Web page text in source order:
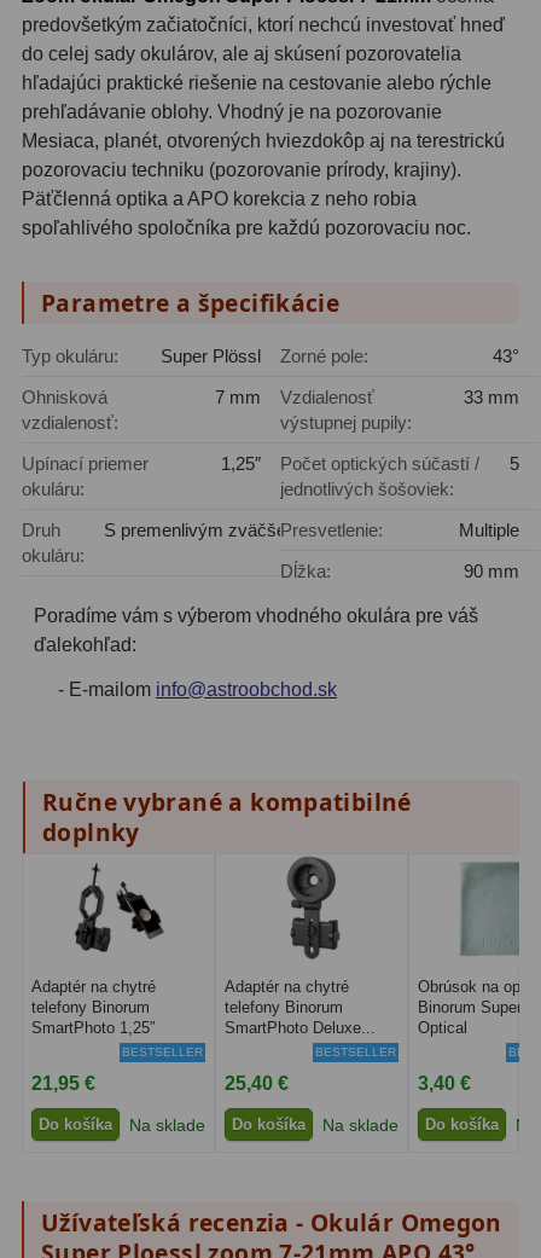
Planetárne kamery19
Deep-Sky kamery28
Guiding kamery14
T-krúžky16
Adaptéry projekční11
Adaptéry M48 33
Filtry L-RGB
Filtry Pass
Filtry Block10
Filtry Clip
Filtrové kolesá a rámy16
ADC, Tilting14
Rotátory
Komponenty 78
Helical výťahy11
Okulárové výtahy
Adaptéry k okulárovým
výťahom 8
Sekundárne zrkadlá6
predovšetkým začiatočníci, ktorí nechcú investovať hneď
do celej sady okulárov, ale aj skúsení pozorovatelia
hľadajúci praktické riešenie na cestovanie alebo rýchle
prehľadávanie oblohy. Vhodný je na pozorovanie
Mesiaca, planét, otvorených hviezdokôp aj na terestrickú
pozorovaciu techniku (pozorovanie prírody, krajiny).
Päťčlenná optika a APO korekcia z neho robia
spoľahlivého spoločníka pre každú pozorovaciu noc.
Parametre a špecifikácie
Typ okuláru:
Super Plössl
Ohnisková
vzdialenosť:
7 mm
Upínací priemer
okuláru:
1,25″
Druh
okuláru:
S premenlivým zväčšením
Zorné pole:
43°
Vzdialenosť
výstupnej pupily:
33 mm
Počet optických súčastí /
jednotlivých šošoviek:
5
Presvetlenie:
Multiple
Dĺžka:
90 mm
Poradíme vám s výberom vhodného okulára pre váš
ďalekohľad:
- E-mailom info@astroobchod.sk
Ručne vybrané a kompatibilné
doplnky
Adaptér na chytré
telefony Binorum
SmartPhoto 1,25″
BESTSELLER
21,95 €
Do košíka Na sklade
Adaptér na chytré
telefony Binorum
SmartPhoto Deluxe...
BESTSELLER
25,40 €
Do košíka Na sklade
Obrúsok na
Binorum
Optical
3,40 €
Do košíka
Užívateľská recenzia - Okulár Omegon